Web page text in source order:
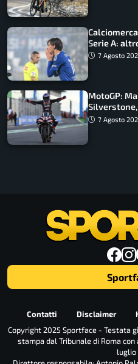
Serie A:
7 Agosto
MotoGP:
7 Agosto
Contatti Disclaimer
Copyright 2025 Sportface - Testata
stampa dal Tribunale di Roma con
luglio